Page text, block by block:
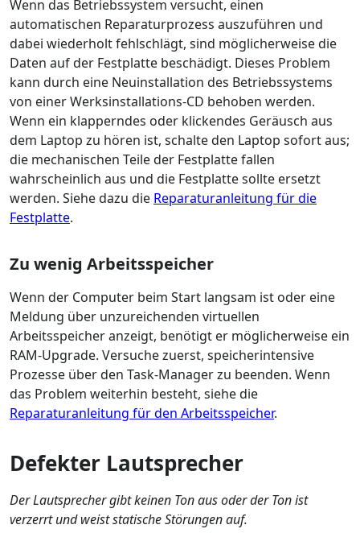
Wenn das Betriebssystem versucht, einen
automatischen Reparaturprozess auszuführen und
dabei wiederholt fehlschlägt, sind möglicherweise die
Daten auf der Festplatte beschädigt. Dieses Problem
kann durch eine Neuinstallation des Betriebssystems
von einer Werksinstallations-CD behoben werden.
Wenn ein klapperndes oder klickendes Geräusch aus
dem Laptop zu hören ist, schalte den Laptop sofort aus;
die mechanischen Teile der Festplatte fallen
wahrscheinlich aus und die Festplatte sollte ersetzt
werden. Siehe dazu die Reparaturanleitung für die
Festplatte.
Zu wenig Arbeitsspeicher
Wenn der Computer beim Start langsam ist oder eine
Meldung über unzureichenden virtuellen
Arbeitsspeicher anzeigt, benötigt er möglicherweise ein
RAM-Upgrade. Versuche zuerst, speicherintensive
Prozesse über den Task-Manager zu beenden. Wenn
das Problem weiterhin besteht, siehe die
Reparaturanleitung für den Arbeitsspeicher.
Defekter Lautsprecher
Der Lautsprecher gibt keinen Ton aus oder der Ton ist
verzerrt und weist statische Störungen auf.